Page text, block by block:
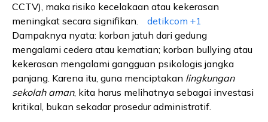
CCTV), maka risiko kecelakaan atau kekerasan
meningkat secara signifikan.
detikcom +1
Dampaknya nyata: korban jatuh dari gedung
mengalami cedera atau kematian; korban bullying atau
kekerasan mengalami gangguan psikologis jangka
panjang. Karena itu, guna menciptakan lingkungan
sekolah aman, kita harus melihatnya sebagai investasi
kritikal, bukan sekadar prosedur administratif.